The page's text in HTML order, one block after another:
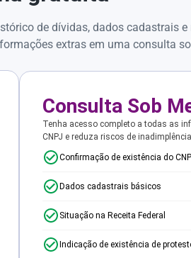
de dívidas, dados cadastrais
extras em uma consulta
Consulta Sob
Tenha acesso completo a todas as
CNPJ e reduza riscos de inadimplência.
Confirmação de existência do
Dados cadastrais básicos
Situação na Receita Federal
Indicação de existência de